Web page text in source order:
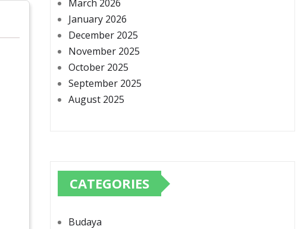
March 2026
January 2026
December 2025
November 2025
October 2025
September 2025
August 2025
CATEGORIES
Budaya